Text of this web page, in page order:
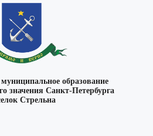
образование
значения Санкт-Петербурга
Стрельна